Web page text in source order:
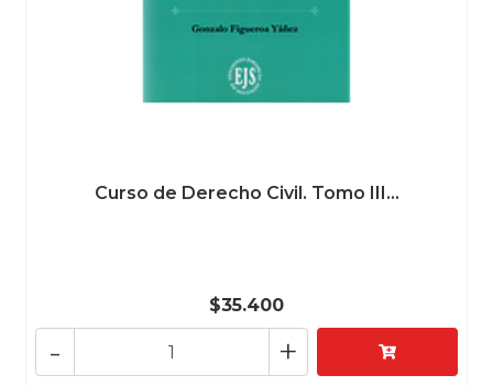
Curso de Derecho Civil. Tomo III...
$35.400
+
-